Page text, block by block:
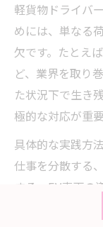
軽貨物ドライバ
めには、単なる
欠です。たとえ
ど、業界を取り
た状況下で生き
極的な対応が重
具体的な実践方
仕事を分散する
する、EV車両
た、急な案件増